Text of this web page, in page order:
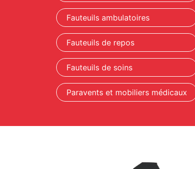
Fauteuils ambulatoires
Fauteuils de repos
Fauteuils de soins
Paravents et mobiliers médicaux